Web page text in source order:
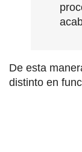
De esta
distinto en